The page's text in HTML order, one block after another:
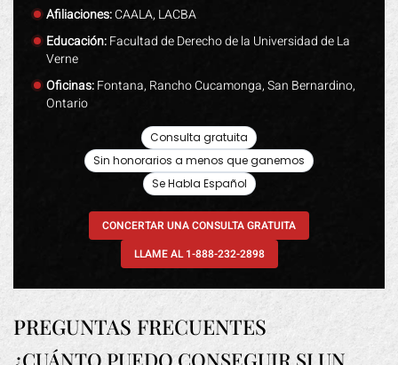
Afiliaciones:CAALA, LACBA
Educación:Facultad de Derecho de la Universidad de La
Verne
Oficinas:Fontana, Rancho Cucamonga, San Bernardino,
Ontario
Consulta gratuita
Sin honorarios a menos que ganemos
Se Habla Español
CONCERTAR UNA CONSULTA GRATUITA
LLAME AL 1-888-232-2898
PREGUNTAS FRECUENTES
¿CUÁNTO PUEDO CONSEGUIR SI UN